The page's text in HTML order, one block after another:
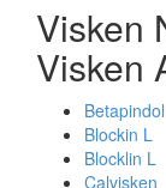
Visken
Visken
Betapindol
Blockin L
Blocklin L
Calvisken